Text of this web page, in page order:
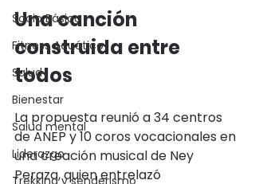
Socio Básico
Fitness Acuático
Salud
Bienestar
Salud mental
Liderazgo
Trekking y senderismo
Una canción
construida entre
todos
La propuesta reunió a 34 centros
de ANEP y 10 coros vocacionales en
una creación musical de Ney
Peraza, quien entrelazó